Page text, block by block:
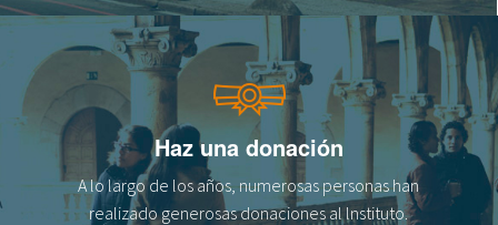
23
Haz una donación
A lo largo de los años, numerosas personas han
realizado generosas donaciones al lnstituto.